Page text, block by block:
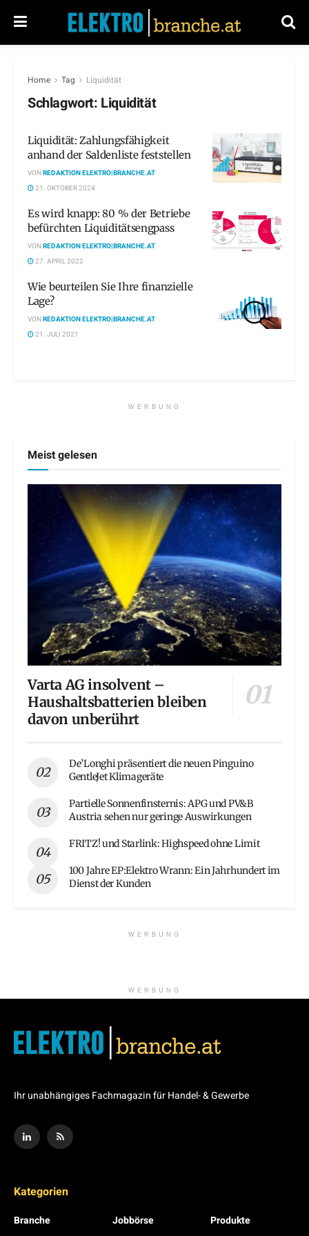
Home Tag Liquidität
Schlagwort: Liquidität
Liquidität: Zahlungsfähigkeit
anhand der Saldenliste feststellen
VONREDAKTION ELEKTRO|BRANCHE.AT
21. OKTOBER 2024
Es wird knapp: 80 % der Betriebe
befürchten Liquiditätsengpass
VONREDAKTION ELEKTRO|BRANCHE.AT
27. APRIL 2022
Wie beurteilen Sie Ihre finanzielle
Lage?
VONREDAKTION ELEKTRO|BRANCHE.AT
21. JULI 2021
WERBUNG
Meist gelesen
Varta AG insolvent –
Haushaltsbatterien bleiben
davon unberührt
De’Longhi präsentiert die neuen Pinguino
GentleJet Klimageräte
Partielle Sonnenfinsternis: APG und PV&B
Austria sehen nur geringe Auswirkungen
FRITZ! und Starlink: Highspeed ohne Limit
100 Jahre EP:Elektro Wrann: Ein Jahrhundert im
Dienst der Kunden
WERBUNG
WERBUNG
Ihr unabhängiges Fachmagazin für Handel- & Gewerbe
Kategorien
Branche
Jobbörse
Produkte